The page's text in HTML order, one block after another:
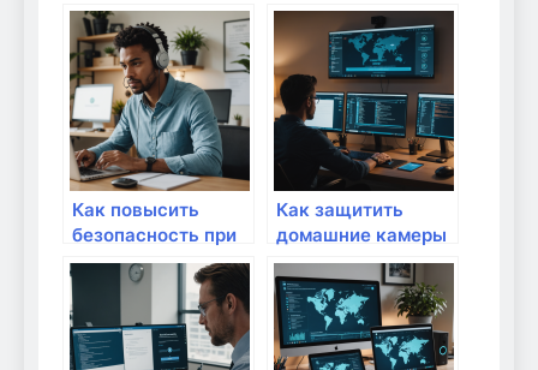
станка для
металла:
практические
советы
домашнюю сеть от
SMTP-спама:
практические
советы и лучшие
практики
Как повысить
безопасность при
онлайн-учебе и
дистанционной
работе:
практические
советы
Как защитить
домашние камеры
видеонаблюдения
от взлома:
практические
советы и
рекомендации